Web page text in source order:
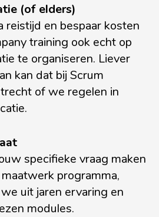
(of elders)
reistijd en bespaar kosten
training ook echt op
te organiseren. Liever
kan dat bij Scrum
of we regelen in
specifieke vraag maken
programma,
uit jaren ervaring en
modules.